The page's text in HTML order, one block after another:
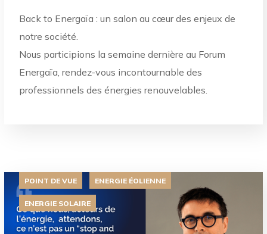
Back to Energaïa : un salon au cœur des enjeux de
notre société.
Nous participions la semaine dernière au Forum
Energaïa, rendez-vous incontournable des
professionnels des énergies renouvelables.
POINT DE VUE ENERGIE ÉOLIENNE
ENERGIE SOLAIRE